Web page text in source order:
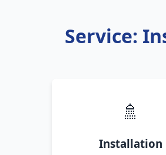
Service:
🚿
Installation